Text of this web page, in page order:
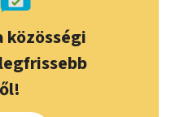
közösségi